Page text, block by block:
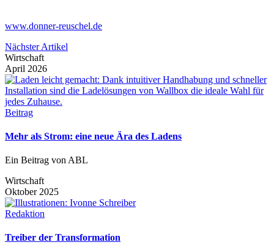
www.donner-reuschel.de
Nächster Artikel
Wirtschaft
April 2026
Beitrag
Mehr als Strom: eine neue Ära des Ladens
Ein Beitrag von ABL
Wirtschaft
Oktober 2025
Redaktion
Treiber der Transformation